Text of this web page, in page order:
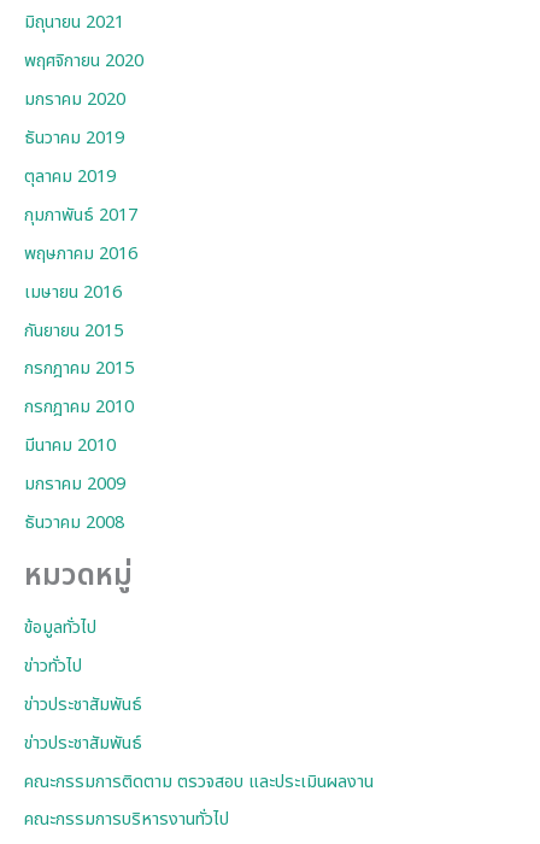
มิถุนายน 2021
พฤศจิกายน 2020
มกราคม 2020
ธันวาคม 2019
ตุลาคม 2019
กุมภาพันธ์ 2017
พฤษภาคม 2016
เมษายน 2016
กันยายน 2015
กรกฎาคม 2015
กรกฎาคม 2010
มีนาคม 2010
มกราคม 2009
ธันวาคม 2008
หมวดหมู่
ข้อมูลทั่วไป
ข่าวทั่วไป
ข่าวประชาสัมพันธ์
ข่าวประชาสัมพันธ์
คณะกรรมการติดตาม ตรวจสอบ และประเมินผลงาน
คณะกรรมการบริหารงานทั่วไป